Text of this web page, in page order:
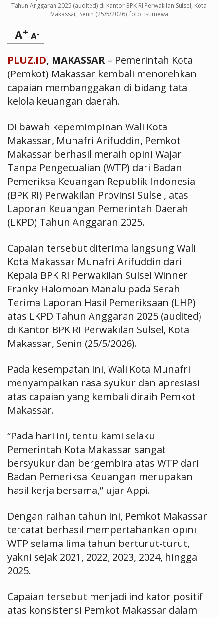
Tahun Anggaran 2025 (audited) di Kantor BPK RI Perwakilan Sulsel, Kota
Makassar, Senin (25/5/2026). foto: istimewa
A+ A-
PLUZ.ID, MAKASSAR – Pemerintah Kota
(Pemkot) Makassar kembali menorehkan
capaian membanggakan di bidang tata
kelola keuangan daerah.
Di bawah kepemimpinan Wali Kota
Makassar, Munafri Arifuddin, Pemkot
Makassar berhasil meraih opini Wajar
Tanpa Pengecualian (WTP) dari Badan
Pemeriksa Keuangan Republik Indonesia
(BPK RI) Perwakilan Provinsi Sulsel, atas
Laporan Keuangan Pemerintah Daerah
(LKPD) Tahun Anggaran 2025.
Capaian tersebut diterima langsung Wali
Kota Makassar Munafri Arifuddin dari
Kepala BPK RI Perwakilan Sulsel Winner
Franky Halomoan Manalu pada Serah
Terima Laporan Hasil Pemeriksaan (LHP)
atas LKPD Tahun Anggaran 2025 (audited)
di Kantor BPK RI Perwakilan Sulsel, Kota
Makassar, Senin (25/5/2026).
Pada kesempatan ini, Wali Kota Munafri
menyampaikan rasa syukur dan apresiasi
atas capaian yang kembali diraih Pemkot
Makassar.
“Pada hari ini, tentu kami selaku
Pemerintah Kota Makassar sangat
bersyukur dan bergembira atas WTP dari
Badan Pemeriksa Keuangan merupakan
hasil kerja bersama,” ujar Appi.
Dengan raihan tahun ini, Pemkot Makassar
tercatat berhasil mempertahankan opini
WTP selama lima tahun berturut-turut,
yakni sejak 2021, 2022, 2023, 2024, hingga
2025.
Capaian tersebut menjadi indikator positif
atas konsistensi Pemkot Makassar dalam